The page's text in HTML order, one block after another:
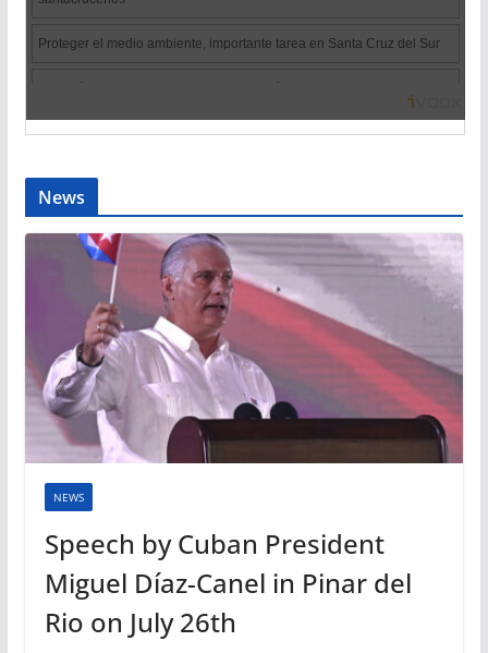
News
NEWS
Speech by Cuban President
Miguel Díaz-Canel in Pinar del
Rio on July 26th